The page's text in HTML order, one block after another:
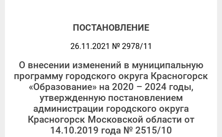
ПОСТАНОВЛЕНИЕ
26.11.2021 № 2978/11
О внесении изменений в муниципальную
программу городского округа Красногорск
«Образование» на 2020 – 2024 годы,
утвержденную постановлением
администрации городского округа
Красногорск Московской области от
14.10.2019 года № 2515/10